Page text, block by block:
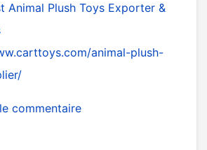
Animal Plush Toys Exporter &
animal-plush-
commentaire